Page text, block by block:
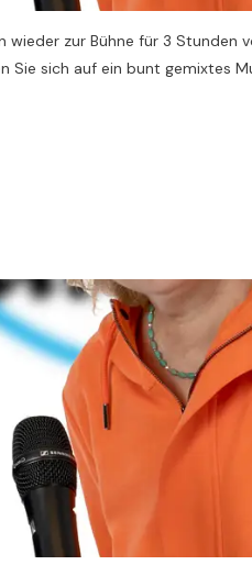
zur Bühne für 3 Stunden
Sie sich auf ein bunt gemixtes